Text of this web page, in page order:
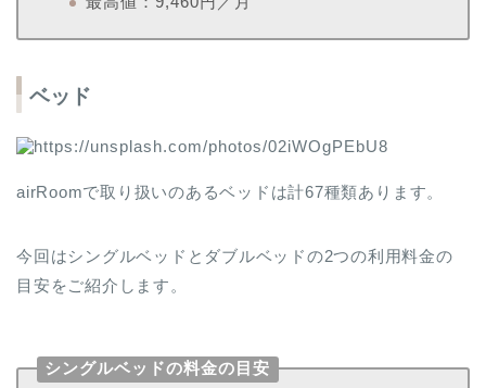
ベッド
airRoomで取り扱いのあるベッドは計67種類あります。
今回はシングルベッドとダブルベッドの2つの利用料金の
目安をご紹介します。
シングルベッドの料金の目安